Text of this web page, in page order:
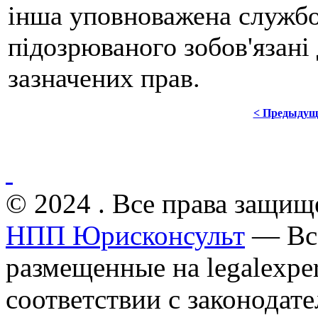
інша уповноважена
підозрюваного
зазначених прав.
<
© 2024 . Все права
НПП Юрисконсульт —
размещенные на
соответствии с